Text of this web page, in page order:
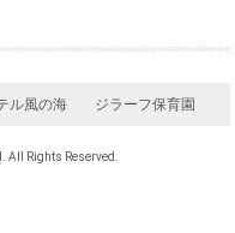
ル風の海 ジラーフ保育園
All Rights Reserved.